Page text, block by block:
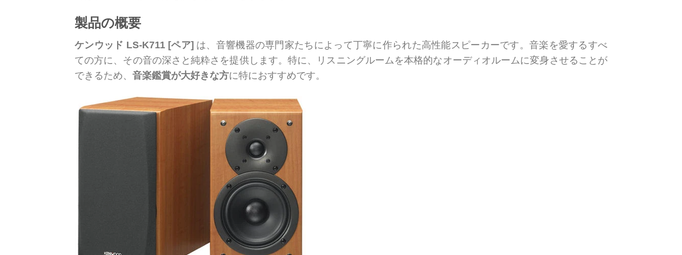
製品の概要
ケンウッド LS-K711 [ペア] は、音響機器の専門家たちによって丁寧に作られた高性能スピーカーです。音楽を愛するすべ
ての方に、その音の深さと純粋さを提供します。特に、リスニングルームを本格的なオーディオルームに変身させることが
できるため、 音楽鑑賞が大好きな方に特におすすめです。